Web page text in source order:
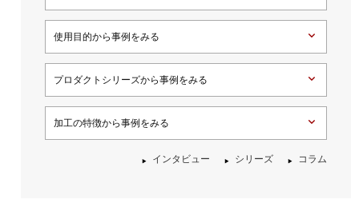
使用目的から事例をみる
プロダクトシリーズから事例をみる
加工の特徴から事例をみる
インタビュー シリーズ コラム